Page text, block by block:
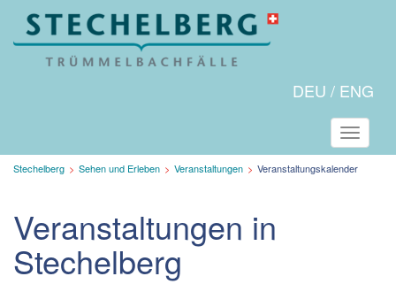
DEU
ENG
Stechelberg Sehen und Erleben Veranstaltungen
Aktuelle
Veranstaltungskalender
Veranstaltungen in
Stechelberg